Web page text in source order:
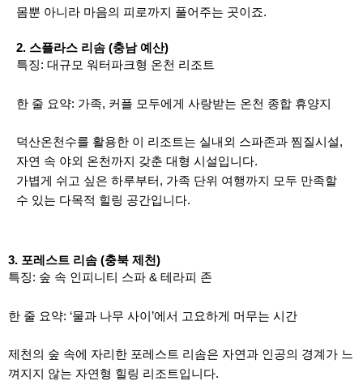
몸뿐 아니라 마음의 피로까지 풀어주는 곳이죠.
2. 스플라스 리솜 (충남 예산)
특징: 대규모 워터파크형 온천 리조트
한 줄 요약: 가족, 커플 모두에게 사랑받는 온천 종합 휴양지
덕산온천수를 활용한 이 리조트는 실내외 스파존과 찜질시설,
자연 속 야외 온천까지 갖춘 대형 시설입니다.
가볍게 쉬고 싶은 하루부터, 가족 단위 여행까지 모두 만족할
수 있는 다목적 힐링 공간입니다.
3. 포레스트 리솜 (충북 제천)
특징: 숲 속 인피니티 스파 & 테라피 존
한 줄 요약: ‘물과 나무 사이’에서 고요하게 머무는 시간
제천의 숲 속에 자리한 포레스트 리솜은 자연과 인공의 경계가 느
껴지지 않는 자연형 힐링 리조트입니다.